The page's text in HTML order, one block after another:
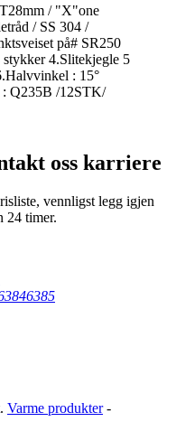
/ "X"one
/ SS 304 /
på# SR250
stykker 4.Slitekjegle 5
: 15°
: Q235B /12STK/
oss karriere
vennligst legg igjen
24 timer.
Varme produkter-